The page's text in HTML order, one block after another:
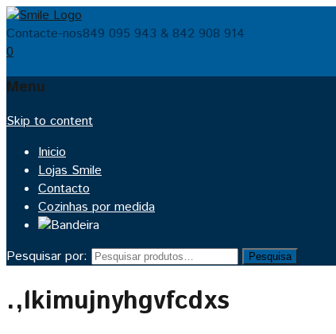
Contacte-nos849 095 943 & 842 908 914
0
Menu
Skip to content
Inicio
Lojas Smile
Contacto
Cozinhas por medida
Pesquisar por: Pesquisa
.,lkimujnyhgvfcdxs